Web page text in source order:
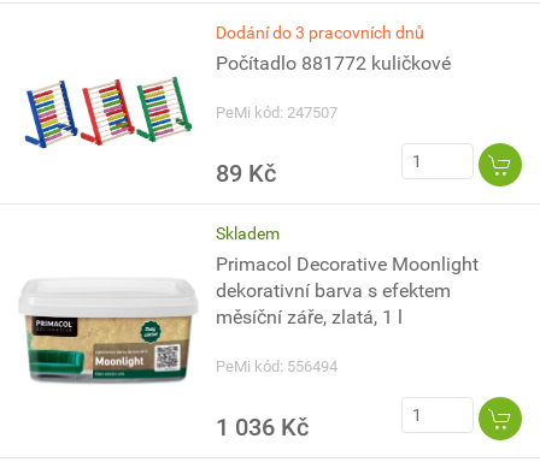
Dodání do 3 pracovních dnů
Počítadlo 881772 kuličkové
PeMi kód: 247507
89 Kč
Skladem
Primacol Decorative Moonlight
dekorativní barva s efektem
měsíční záře, zlatá, 1 l
PeMi kód: 556494
1 036 Kč